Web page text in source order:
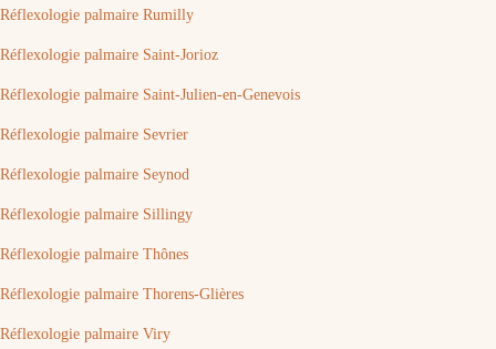
Réflexologie palmaire Rumilly
Réflexologie palmaire Saint-Jorioz
Réflexologie palmaire Saint-Julien-en-Genevois
Réflexologie palmaire Sevrier
Réflexologie palmaire Seynod
Réflexologie palmaire Sillingy
Réflexologie palmaire Thônes
Réflexologie palmaire Thorens-Glières
Réflexologie palmaire Viry